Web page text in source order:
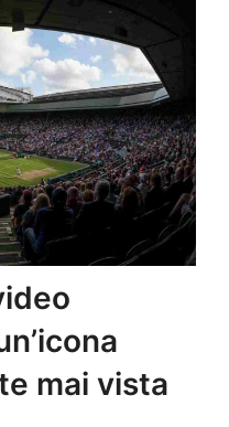
mai vista